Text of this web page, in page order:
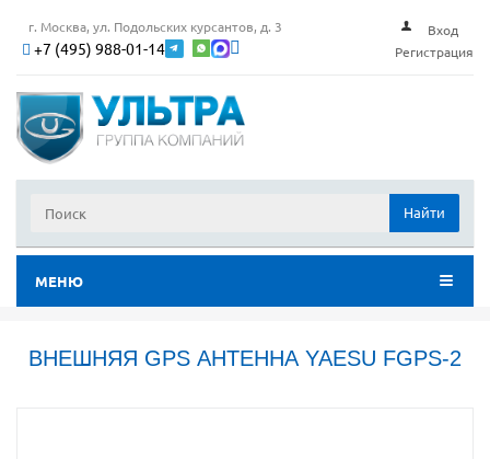
г. Москва, ул. Подольских курсантов, д. 3
+7 (495) 988-01-14
Вход
Регистрация
Найти
МЕНЮ
ВНЕШНЯЯ GPS АНТЕННА YAESU FGPS-2